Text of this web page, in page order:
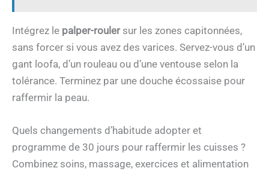
Intégrez le palper-roulersur les zones capitonnées,
sans forcer si vous avez des varices. Servez-vous d’un
gant loofa, d’un rouleau ou d’une ventouse selon la
tolérance. Terminez par une douche écossaise pour
raffermir la peau.
Quels changements d’habitude adopter et
programme de 30 jours pour raffermir les cuisses ?
Combinez soins, massage, exercices et alimentation